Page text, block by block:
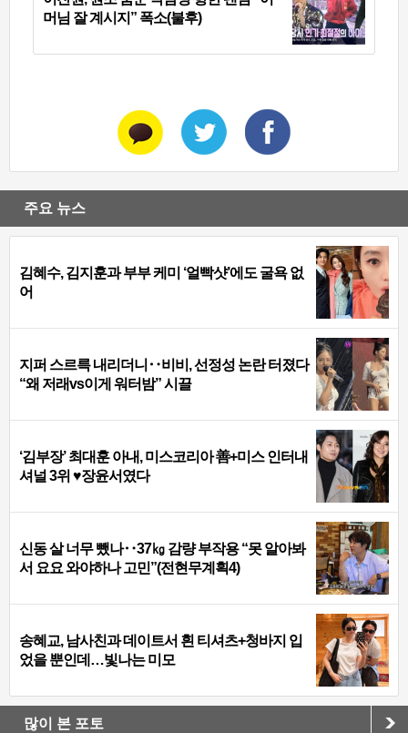
머님 잘 계시지” 폭소(불후)
주요 뉴스
김혜수, 김지훈과 부부 케미 ‘얼빡샷’에도 굴욕 없
어
지퍼 스르륵 내리더니‥비비, 선정성 논란 터졌다
“왜 저래vs이게 워터밤” 시끌
‘김부장’ 최대훈 아내, 미스코리아 善+미스 인터내
셔널 3위 ♥장윤서였다
신동 살 너무 뺐나‥37㎏ 감량 부작용 “못 알아봐
서 요요 와야하나 고민”(전현무계획4)
송혜교, 남사친과 데이트서 흰 티셔츠+청바지 입
었을 뿐인데…빛나는 미모
많이 본 포토